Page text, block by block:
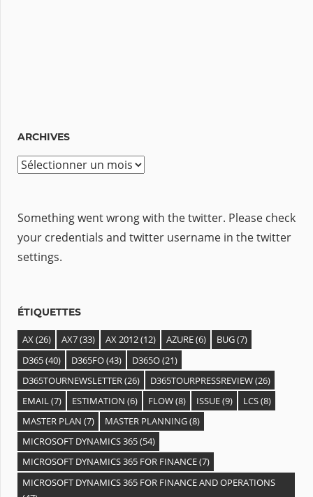
ARCHIVES
A
h
i
v
Something went wrong with the twitter. Please check
your credentials and twitter username in the twitter
settings.
ÉTIQUETTES
AX(26) AX7(33) AX 2012(12) AZURE(6) BUG(7)
D365(40) D365FO(43) D365O(21)
D365TOURNEWSLETTER(26) D365TOURPRESSREVIEW(26)
EMAIL(7) ESTIMATION (6) FLOW(8) ISSUE(9) LCS(8)
MASTER PLAN (7) MASTER PLANNING(8)
MICROSOFT DYNAMICS 365(54)
MICROSOFT DYNAMICS 365 FOR FINANCE(7)
MICROSOFT DYNAMICS 365 FOR FINANCE AND OPERATIONS